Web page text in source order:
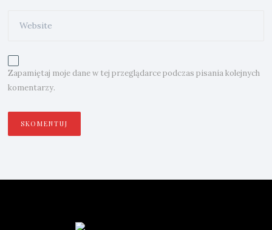
Zapamiętaj moje dane w tej przeglądarce podczas pisania kolejnych
komentarzy.